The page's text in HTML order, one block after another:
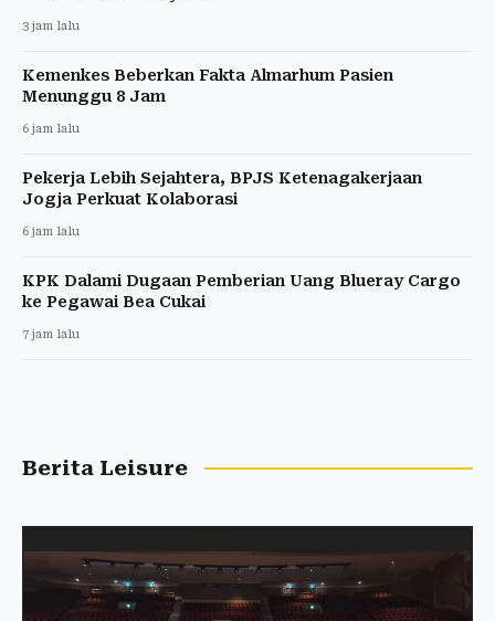
3 jam lalu
Kemenkes Beberkan Fakta Almarhum Pasien
Menunggu 8 Jam
6 jam lalu
Pekerja Lebih Sejahtera, BPJS Ketenagakerjaan
Jogja Perkuat Kolaborasi
6 jam lalu
KPK Dalami Dugaan Pemberian Uang Blueray Cargo
ke Pegawai Bea Cukai
7 jam lalu
Berita Leisure